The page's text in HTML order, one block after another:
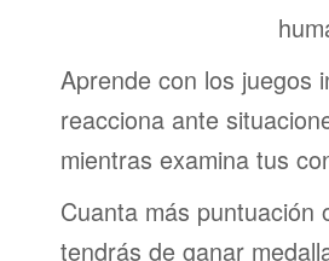
Aprende con los juegos
reacciona ante
mientras examina tus
Cuanta más puntuación
tendrás de ganar